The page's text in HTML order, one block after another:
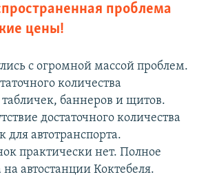
проблема
цены!
с огромной массой проблем.
количества
баннеров и щитов.
достаточного количества
для автотранспорта.
практически нет. Полное
на автостанции Коктебеля.